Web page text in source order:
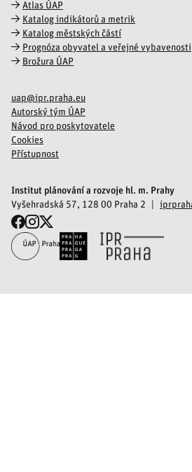
Atlas ÚAP
Katalog indikátorů a metrik
Katalog městských částí
Prognóza obyvatel a veřejné vybavenosti
Brožura ÚAP
uap@ipr.praha.eu
Autorský tým ÚAP
Návod pro poskytovatele
Cookies
Přístupnost
Institut plánování a rozvoje hl. m. Prahy
Vyšehradská 57, 128 00 Praha 2